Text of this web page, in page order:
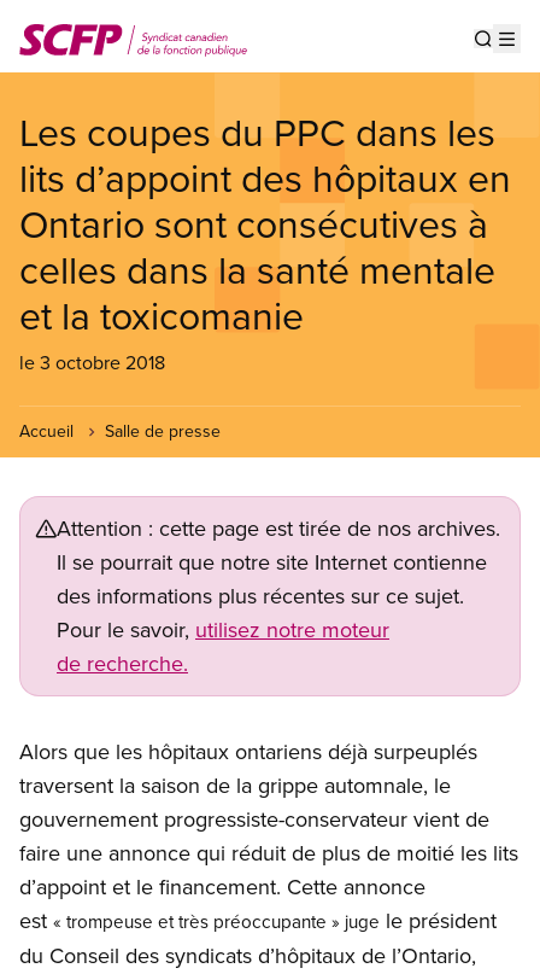
au
contenu
Les coupes du PPC dans les
lits d’appoint des hôpitaux en
Ontario sont consécutives à
celles dans la santé mentale
et la toxicomanie
le 3 octobre 2018
Accueil Salle de presse
Attention : cette page est tirée de nos archives.
Il se pourrait que notre site Internet contienne
des informations plus récentes sur ce sujet.
Pour le savoir, utilisez notre moteur
de recherche.
Alors que les hôpitaux ontariens déjà surpeuplés
traversent la saison de la grippe automnale, le
gouvernement progressiste-conservateur vient de
faire une annonce qui réduit de plus de moitié les lits
d’appoint et le financement. Cette annonce
est « trompeuse et très préoccupante » juge le président
du Conseil des syndicats d’hôpitaux de l’Ontario,